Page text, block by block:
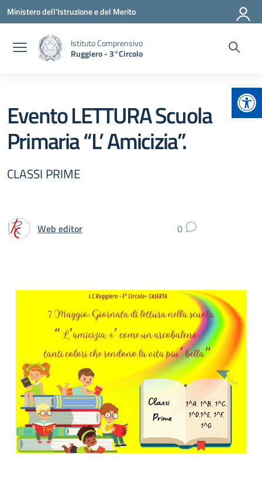
Vai ai contenuti
Vai al menu di navigazione
Vai al footer
Ministero dell'Istruzione e del Merito
Istituto Comprensivo
Ruggiero - 3°Circolo
Evento LETTURA Scuola
Primaria “L’ Amicizia”.
CLASSI PRIME
Web editor 0